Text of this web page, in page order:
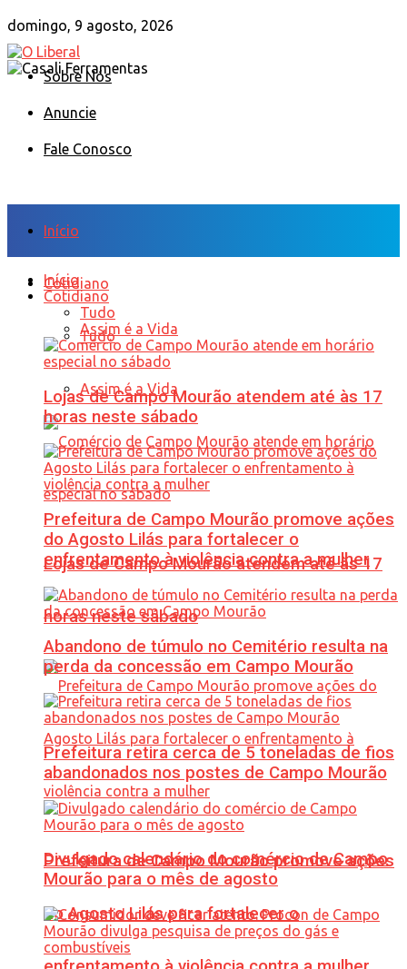
domingo, 9 agosto, 2026
Sobre Nós
Anuncie
Fale Conosco
Início
Cotidiano
Tudo
Assim é a Vida
Lojas de Campo Mourão atendem até às 17
horas neste sábado
Prefeitura de Campo Mourão promove ações
do Agosto Lilás para fortalecer o
Início
Cotidiano
Tudo
Assim é a Vida
Lojas de Campo Mourão atendem até às 17
horas neste sábado
Prefeitura de Campo Mourão promove ações
do Agosto Lilás para fortalecer o
enfrentamento à violência contra a mulher
Abandono de túmulo no Cemitério resulta na
perda da concessão em Campo Mourão
Prefeitura retira cerca de 5 toneladas de fios
abandonados nos postes de Campo Mourão
Divulgado calendário do comércio de Campo
Mourão para o mês de agosto